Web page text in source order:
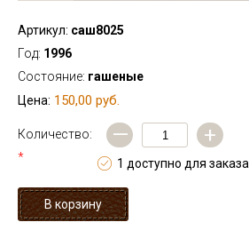
Артикул: саш8025
Год: 1996
Состояние: гашеные
Цена: 150,00 руб.
Количество:
*
— +
1 доступно для заказа